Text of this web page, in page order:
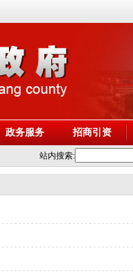
政务服务 招商引资
站内搜索: